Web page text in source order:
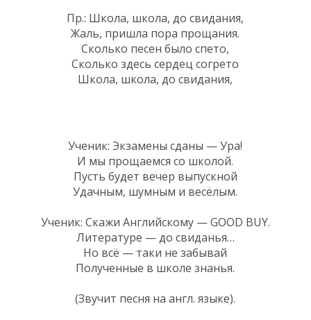
Пр.: Школа, школа, до свидания,
Жаль, пришла пора прощания.
Сколько песен было спето,
Сколько здесь сердец согрето
Школа, школа, до свидания,
Ученик: Экзамены сданы — Ура!
И мы прощаемся со школой.
Пусть будет вечер выпускной
Удачным, шумным и весёлым.
Ученик: Скажи Английскому — GOOD BUY.
Литературе — до свиданья…
Но всё — таки не забывай
Полученные в школе знанья.
(Звучит песня на англ. языке).